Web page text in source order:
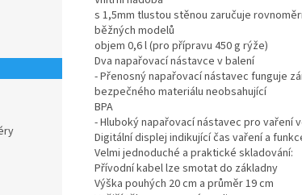
s 1,5mm tlustou stěnou zaručuje
běžných modelů
objem 0,6 l (pro přípravu 450 g rýže)
Dva napařovací nástavce v balení
- Přenosný napařovací nástavec funguje
bezpečného materiálu neobsahující
BPA
- Hluboký napařovací nástavec pro vaření
Digitální displej indikující čas vaření a
Velmi jednoduché a praktické skladování:
Přívodní kabel lze smotat do základny
Výška pouhých 20 cm a průměr 19 cm